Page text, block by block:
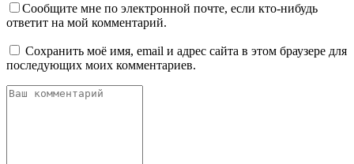
Сообщите мне по электронной почте, если кто-нибудь
ответит на мой комментарий.
Сохранить моё имя, email и адрес сайта в этом браузере для
последующих моих комментариев.